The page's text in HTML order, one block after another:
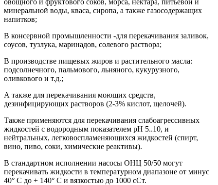
минеральной воды, кваса, сиропа, а также газосодержащих
напитков;
В консервной промышленности -для перекачивания заливок,
соусов, тузлука, маринадов, солевого раствора;
В производстве пищевых жиров и растительного масла:
подсолнечного, пальмового, льняного, кукурузного,
оливкового и т.д.;
А также для перекачивания моющих средств,
дезинфицирующих растворов (2-3% кислот, щелочей).
Также применяются для перекачивания слабоагрессивных
жидкостей с водородным показателем pH 5..10, и
нейтральных, легковоспламеняющихся жидкостей (спирт,
вино, пиво, соки, химические реактивы).
В стандартном исполнении насосы ОНЦ 50/50 могут
перекачивать жидкости в температурном диапазоне от минус
40° С до + 140° С и вязкостью до 1000 сСт.